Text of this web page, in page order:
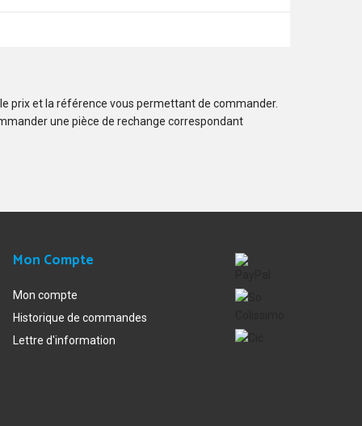
prix et la référence vous permettant de commander.
une pièce de rechange correspondant
Mon Compte
Mon compte
Historique de commandes
Lettre d'information